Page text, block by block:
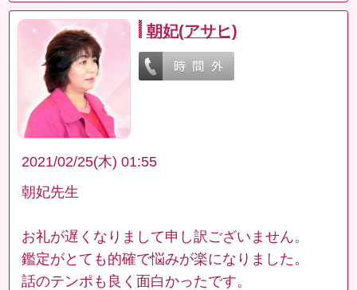
朝妃(アサヒ)
2021/02/25(木) 01:55
朝妃先生
お礼が遅くなりまして申し訳ございません。
鑑定がとても的確で悩みが楽になりました。
話のテンポも良く面白かったです。